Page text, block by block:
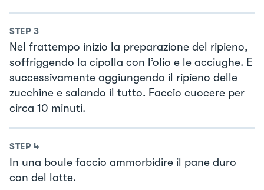
STEP 3
Nel frattempo inizio la preparazione del ripieno,
soffriggendo la cipolla con l’olio e le acciughe. E
successivamente aggiungendo il ripieno delle
zucchine e salando il tutto. Faccio cuocere per
circa 10 minuti.
STEP 4
In una boule faccio ammorbidire il pane duro
con del latte.